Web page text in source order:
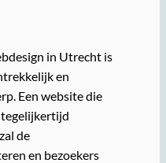
in Utrecht is
en
Een website die
de
en bezoekers